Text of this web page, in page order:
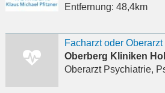
Entfernung: 48,4km
Oberberg Kliniken